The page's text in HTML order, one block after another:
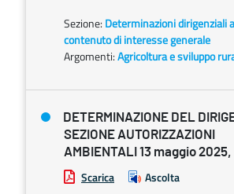
Sezione: Determinazioni dirigenziali
contenuto di interesse generale
Argomenti:Agricoltura e sviluppo
DETERMINAZIONE DEL
SEZIONE AUTORIZZAZIONI
AMBIENTALI 13 maggio
Scarica Ascolta